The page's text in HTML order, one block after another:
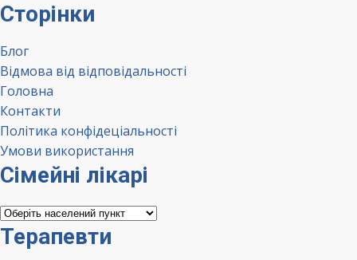
Сторінки
Блог
Відмова від відповідальності
Головна
Контакти
Політика конфідеціальності
Умови використання
Сімейні лікарі
Сімейні
лікарі
Терапевти